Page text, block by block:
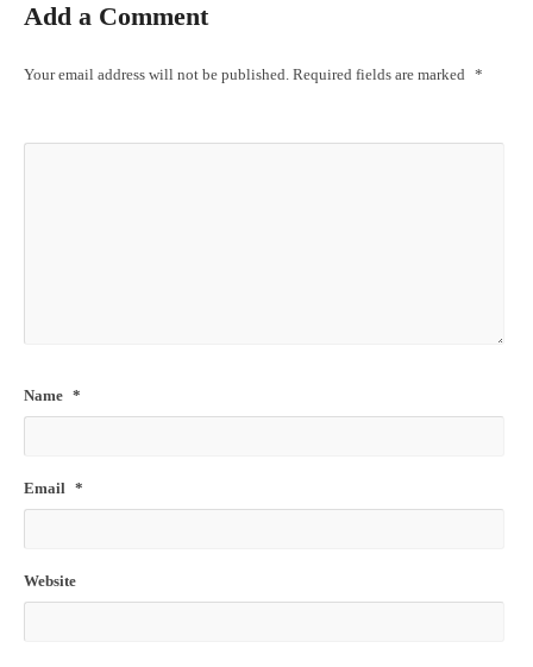
Add a Comment
Your email address will not be published. Required fields are marked *
Name *
Email *
Website